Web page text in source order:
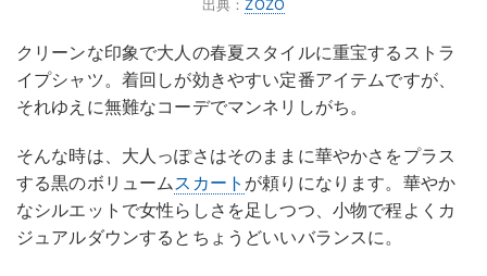
出典：ZOZO
クリーンな印象で大人の春夏スタイルに重宝するストラ
イプシャツ。着回しが効きやすい定番アイテムですが、
それゆえに無難なコーデでマンネリしがち。
そんな時は、大人っぽさはそのままに華やかさをプラス
する黒のボリューム スカート が頼りになります。華やか
なシルエットで女性らしさを足しつつ、小物で程よくカ
ジュアルダウンするとちょうどいいバランスに。